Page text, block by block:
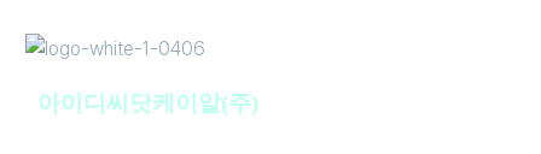
아이디씨닷케이알(주)